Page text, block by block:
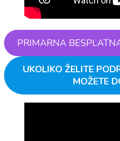
PRIMARNA
UKOLIKO ŽELITE
MOŽETE